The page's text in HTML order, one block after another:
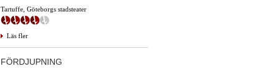
Tartuffe, Göteborgs stadsteater
Läs fler
FÖRDJUPNING